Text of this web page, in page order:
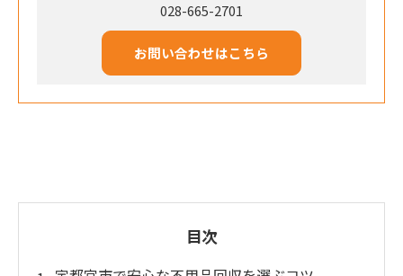
028-665-2701
お問い合わせはこちら
目次